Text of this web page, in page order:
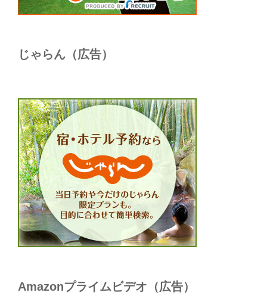
じゃらん（広告）
Amazonプライムビデオ（広告）